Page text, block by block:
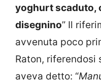
yoghurt scaduto,
disegnino” Il
avvenuta poco
Raton, riferendosi
aveva detto: “